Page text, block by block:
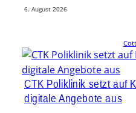
6. August 2026
CTK Poliklinik setzt auf
digitale Angebote aus